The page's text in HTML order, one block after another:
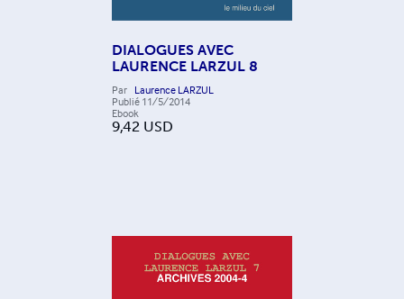
DIALOGUES AVEC
LAURENCE LARZUL 8
Par Laurence LARZUL
Publié 11/5/2014
Ebook
9,42 USD